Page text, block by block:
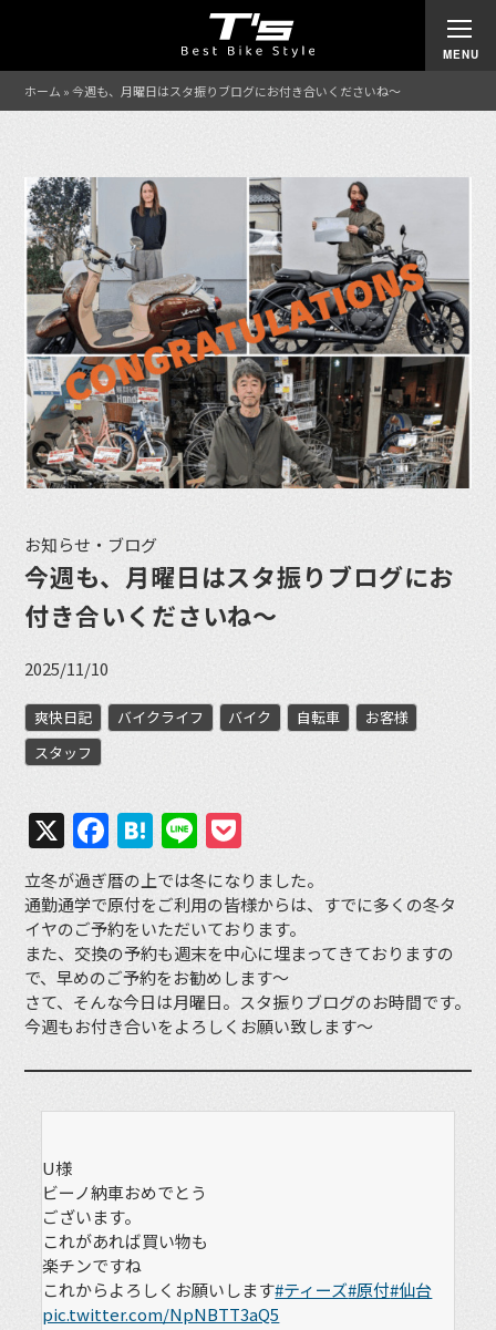
ホーム »今週も、月曜日はスタ振りブログにお付き合いくださいね〜
お知らせ・ブログ
今週も、月曜日はスタ振りブログにお
付き合いくださいね〜
2025/11/10
爽快日記 バイクライフ バイク 自転車
お客様
スタッフ
X Facebook
Hatena
Line
立冬が過ぎ暦の上では冬になりました。
通勤通学で原付をご利用の皆様からは、すでに多くの冬タ
イヤのご予約をいただいております。
また、交換の予約も週末を中心に埋まってきておりますの
で、早めのご予約をお勧めします〜
さて、そんな今日は月曜日。スタ振りブログのお時間です。
今週もお付き合いをよろしくお願い致します〜
U様
ビーノ納車おめでとう
ございます。
これがあれば買い物も
楽チンですね
これからよろしくお願いします#ティーズ#原付#仙台
pic.twitter.com/NpNBTT3aQ5